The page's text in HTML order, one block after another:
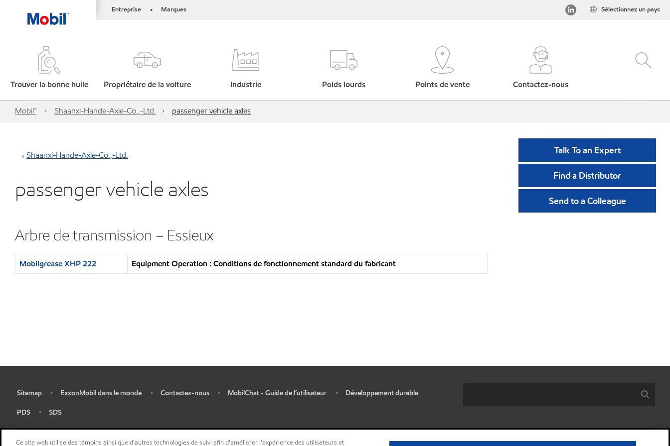
Entreprise • Marques Sélectionnez un pays
Trouver la bonne huile Propriétaire de la voiture Industrie Poids lourds Points de vente Contactez-nous
Mobil™ Shaanxi-Hande-Axle-Co.,-Ltd. passenger vehicle axles
Shaanxi-Hande-Axle-Co.,-Ltd.
passenger vehicle axles
Arbre de transmission – Essieux
Mobilgrease XHP 222 Equipment Operation : Conditions de fonctionnement standard du fabricant
Talk To an Expert
Find a Distributor
Send to a Colleague
Sitemap • ExxonMobil dans le monde • Contactez-nous • MobilChat - Guide de l’utilisateur • Développement durable
PDS • SDS
Ce site web utilise des témoins ainsi que d'autres technologies de suivi afin d'améliorer l'expérience des utilisateurs et